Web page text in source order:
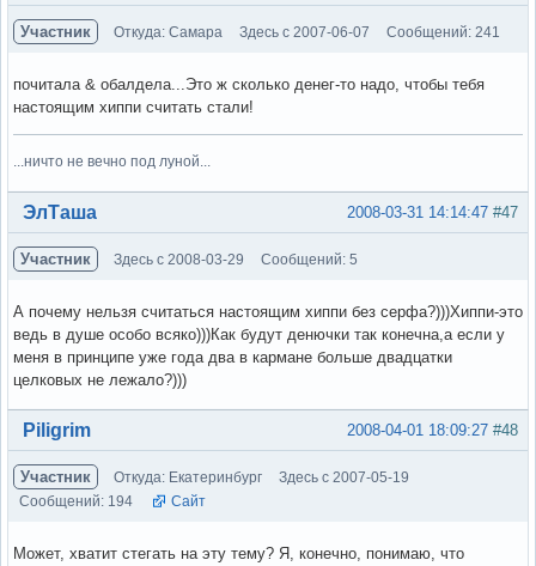
Участник Откуда: Самара Здесь с 2007-06-07 Сообщений: 241
почитала & обалдела...Это ж сколько денег-то надо, чтобы тебя
настоящим хиппи считать стали!
...ничто не вечно под луной...
Вне форума #47
2008-03-31 14:14:47
ЭлТаша
Участник Здесь с 2008-03-29 Сообщений: 5
А почему нельзя считаться настоящим хиппи без серфа?)))Хиппи-это
ведь в душе особо всяко)))Как будут денючки так конечна,а если у
меня в принципе уже года два в кармане больше двадцатки
целковых не лежало?)))
Вне форума #48
2008-04-01 18:09:27
Piligrim
Участник Откуда: Екатеринбург
Здесь с 2007-05-19
Сообщений: 194
Сайт
Может, хватит стегать на эту тему? Я, конечно, понимаю, что